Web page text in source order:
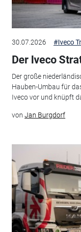
30.07.2026 #Iveco
Der Iveco
Der große
Hauben-Umbau für
Iveco vor und knüpft
von Jan Burgdorf